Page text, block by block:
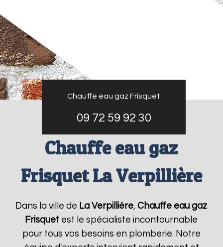
Chauffe eau gaz Frisquet
09 72 59 92 30
Chauffe eau gaz
Frisquet La Verpillière
Dans la ville de La Verpillière,Chauffe eau gaz
Frisquet est le spécialiste incontournable
pour tous vos besoins en plomberie. Notre